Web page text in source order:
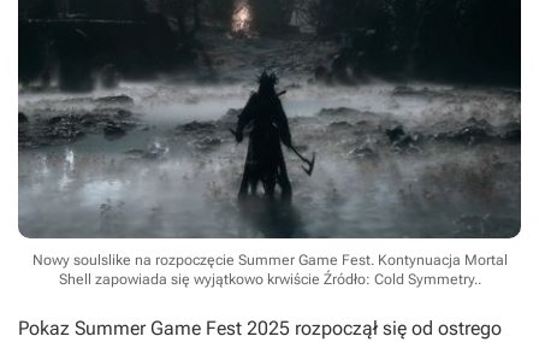
Nowy soulslike na rozpoczęcie Summer Game Fest. Kontynuacja Mortal
Shell zapowiada się wyjątkowo krwiście Źródło: Cold Symmetry..
Pokaz Summer Game Fest 2025 rozpoczął się od ostrego